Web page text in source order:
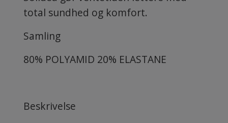
total sundhed og komfort.
Samling
80% POLYAMID 20% ELASTANE
Beskrivelse